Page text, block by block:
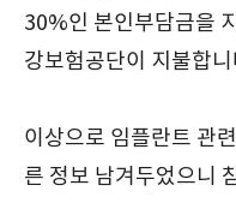
30%인 본인부담금을
강보험공단이 지불합
이상으로 임플란트 관
른 정보 남겨두었으니